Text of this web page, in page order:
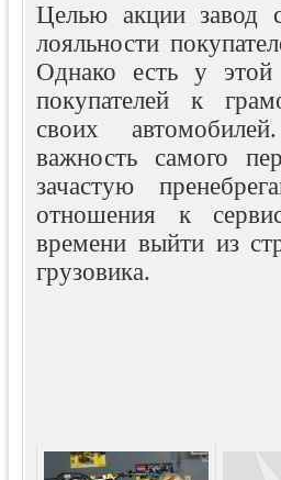
Целью акции завод
лояльности
Однако есть у
покупателей к
своих
важность самого
зачастую
отношения к
времени выйти из
грузовика.